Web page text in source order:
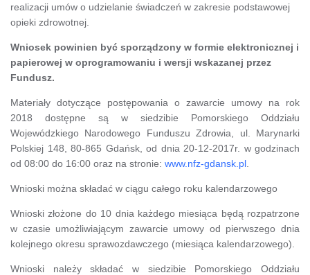
realizacji umów o udzielanie świadczeń w zakresie podstawowej
opieki zdrowotnej.
Wniosek powinien być sporządzony w formie elektronicznej i
papierowej w oprogramowaniu i wersji wskazanej przez
Fundusz.
Materiały dotyczące postępowania o zawarcie umowy na rok
2018 dostępne są w siedzibie Pomorskiego Oddziału
Wojewódzkiego Narodowego Funduszu Zdrowia, ul. Marynarki
Polskiej 148, 80-865 Gdańsk, od dnia 20-12-2017r. w godzinach
od 08:00 do 16:00 oraz na stronie: www.nfz-gdansk.pl
Wnioski można składać w ciągu całego roku kalendarzowego
Wnioski złożone do 10 dnia każdego miesiąca będą rozpatrzone
w czasie umożliwiającym zawarcie umowy od pierwszego dnia
kolejnego okresu sprawozdawczego (miesiąca kalendarzowego).
Wnioski należy składać w siedzibie Pomorskiego Oddziału